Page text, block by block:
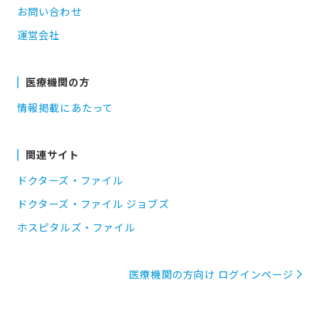
お問い合わせ
運営会社
医療機関の方
情報掲載にあたって
関連サイト
ドクターズ・ファイル
ドクターズ・ファイル ジョブズ
ホスピタルズ・ファイル
医療機関の方向け ログインページ